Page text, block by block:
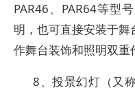
PAR46、PAR64等型
明，也可直接安装于舞
作舞台装饰和照明双重
8、投景幻灯（又